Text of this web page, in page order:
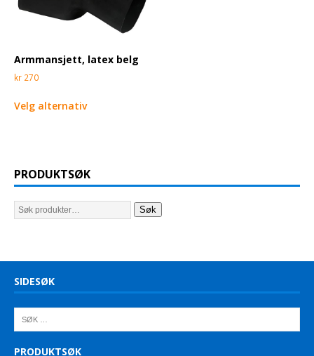
Armmansjett, latex belg
kr 270
Velg alternativ
PRODUKTSØK
Søk
SIDESØK
PRODUKTSØK